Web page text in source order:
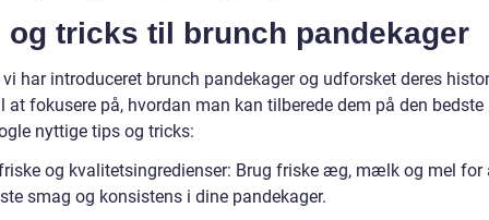
og tricks til brunch pandekager
har introduceret brunch pandekager og udforsket deres
at fokusere på, hvordan man kan tilberede dem på den bedste
nyttige tips og tricks:
og kvalitetsingredienser: Brug friske æg, mælk og mel for
smag og konsistens i dine pandekager.